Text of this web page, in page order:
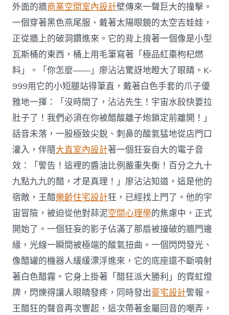
外面的牆商業空間室內設計壁傳來一聲巨大的撞擊。
一個穿著黑色燕尾服、戴著太陽眼鏡的太空吉娃娃，
正從牆上的破洞鑽進來。它的背上揹著一個像是小型
瓦斯桶的東西，桶上用毛筆寫著「極品紅棗枸杞燃
料」。「你怎麼——」廖沾沾驚訝地瞪大了眼睛。K-
999用它的小短腿站得筆直，戴著白色手套的爪子優
雅地一揮：「沒時間了，沾沾先生！宇宙水餃快要拉
肚子了！我們必須在你被醋酸離子炮鎖定前離開！」
話音未落，一股極致尖銳、刺鼻的酸氣猛地從店門口
灌入，伴隨大直室內設計著一個狂妄自大的電子音
效：「警告！這裡的醬油比例嚴重失衡！百分之九十
九點九九的醋，才是真理！」廖沾沾知道，這是他的
宿敵，王醋樂齡住宅設計狂，已經找上門了。他的宇
宙冒險，被迫從他對蒜泥空間心理學的焦慮中，正式
開始了。一個狂妄的影子佔滿了那扇被撞破的牆門邊
緣，光線一瞬間被極端的酸氣扭曲。一個閃閃發光、
像醋罐的機器人緩緩漂浮進來，它的底座還不斷噴射
著白色醋霧。它身上掛著「醋狂派大勝利」的霓虹燈
牌，閃爍得讓人眼睛發疼，同時發出豪宅設計警報。
王醋狂的聲音再次響起，這次帶著金屬回音的嘲弄，